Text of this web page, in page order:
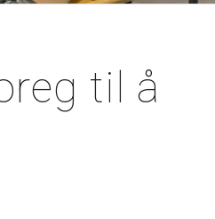
til å